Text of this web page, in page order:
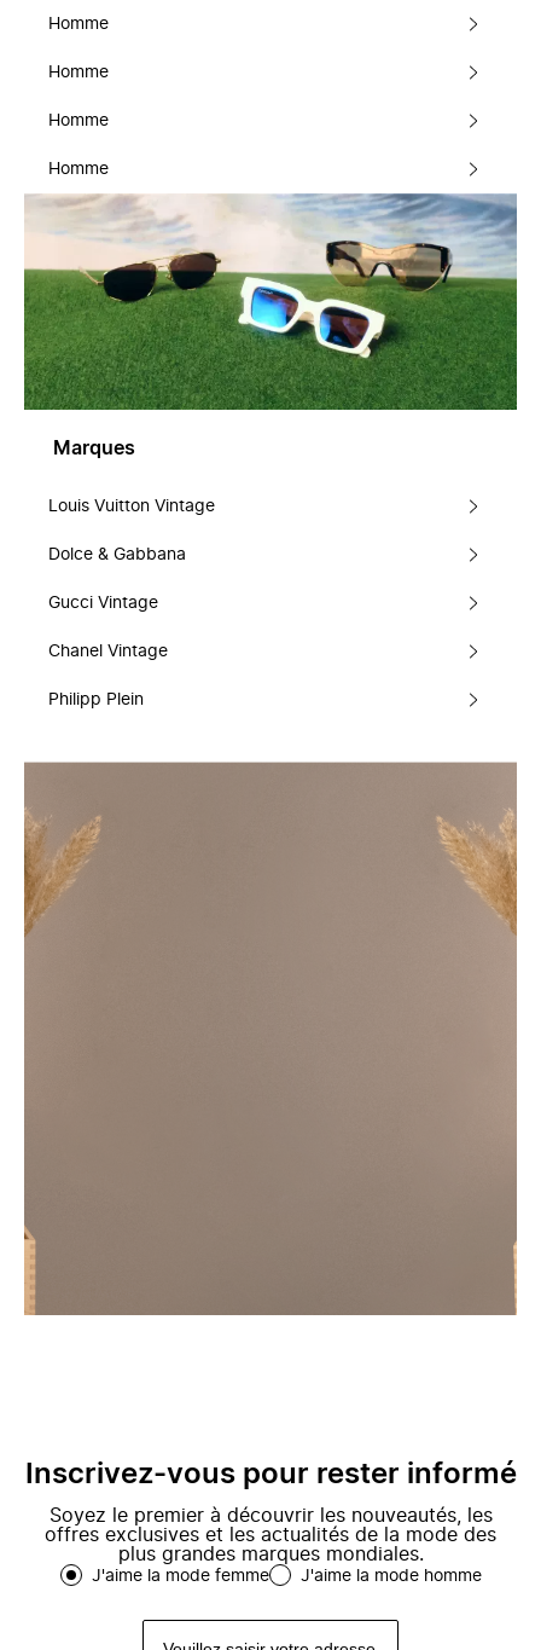
Homme
Homme
Homme
Homme
Marques
Louis Vuitton Vintage
Dolce & Gabbana
Gucci Vintage
Chanel Vintage
Philipp Plein
Inscrivez-vous pour rester informé
Soyez le premier à découvrir les nouveautés, les
offres exclusives et les actualités de la mode des
plus grandes marques mondiales.
J'aime la mode femme J'aime la mode homme